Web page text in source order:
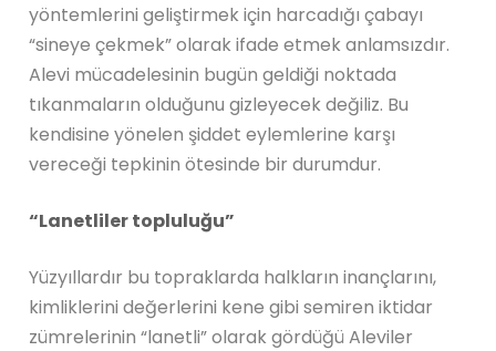
yöntemlerini geliştirmek için harcadığı çabayı
“sineye çekmek” olarak ifade etmek anlamsızdır.
Alevi mücadelesinin bugün geldiği noktada
tıkanmaların olduğunu gizleyecek değiliz. Bu
kendisine yönelen şiddet eylemlerine karşı
vereceği tepkinin ötesinde bir durumdur.
“Lanetliler topluluğu”
Yüzyıllardır bu topraklarda halkların inançlarını,
kimliklerini değerlerini kene gibi semiren iktidar
zümrelerinin “lanetli” olarak gördüğü Aleviler